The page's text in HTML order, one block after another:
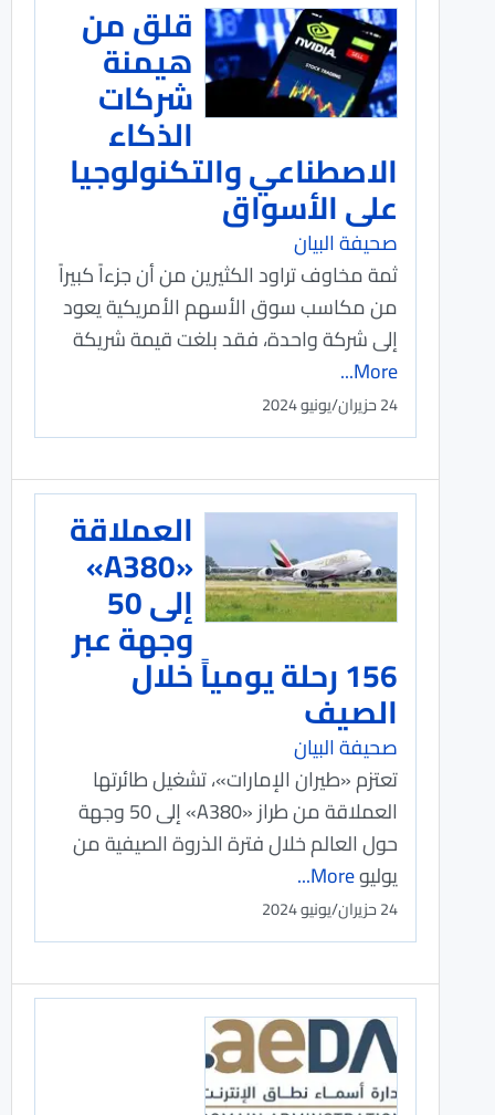
قلق من
هيمنة
شركات
الذكاء
الاصطناعي والتكنولوجيا
على الأسواق
صحيفة البيان
ثمة مخاوف تراود الكثيرين من أن جزءاً كبيراً
من مكاسب سوق الأسهم الأمريكية يعود
إلى شركة واحدة، فقد بلغت قيمة شريكة
More...
24 حزيران/يونيو 2024
العملاقة
«A380»
إلى 50
وجهة عبر
156 رحلة يومياً خلال
الصيف
صحيفة البيان
تعتزم «طيران الإمارات»، تشغيل طائرتها
العملاقة من طراز «A380» إلى 50 وجهة
حول العالم خلال فترة الذروة الصيفية من
يوليوMore...
24 حزيران/يونيو 2024